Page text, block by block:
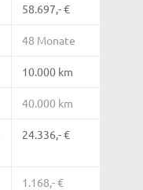
58.697,- €
48 Monate
10.000 km
40.000 km
24.336,- €
1.168,- €